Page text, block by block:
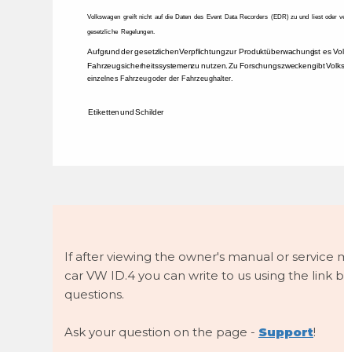
Aufgrund der gesetzlichen Verpflichtung zur Produktüberwachung ist es
Fahrzeugsicherheitssystemen zu nutzen. Zu Forschungszwecken gibt
einzelnes Fahrzeug oder der Fahrzeughalter.
Volkswagen greift nicht auf die Daten des Event Data Recorders (EDR) zu und liest oder
gesetzliche Regelungen.
Etiketten und Schilder
If after viewing the owner's manual or service
car VW ID.4 you can write to us using the link
questions.
Ask your question on the page - Support!